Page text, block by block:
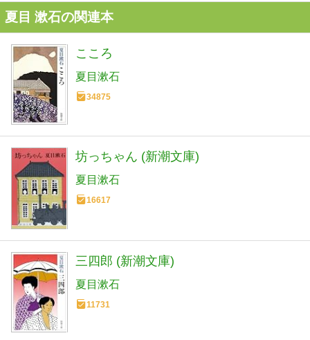
夏目 漱石の関連本
こころ
夏目漱石
34875
坊っちゃん (新潮文庫)
夏目漱石
16617
三四郎 (新潮文庫)
夏目漱石
11731